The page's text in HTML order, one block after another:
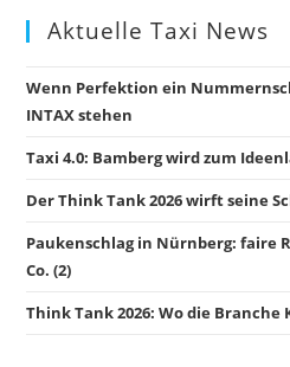
Aktuelle Taxi News
Wenn Perfektion ein
INTAX stehen
Taxi 4.0: Bamberg wird zum
Der Think Tank 2026 wirft seine
Paukenschlag in Nürnberg: faire
Co. (2)
Think Tank 2026: Wo die